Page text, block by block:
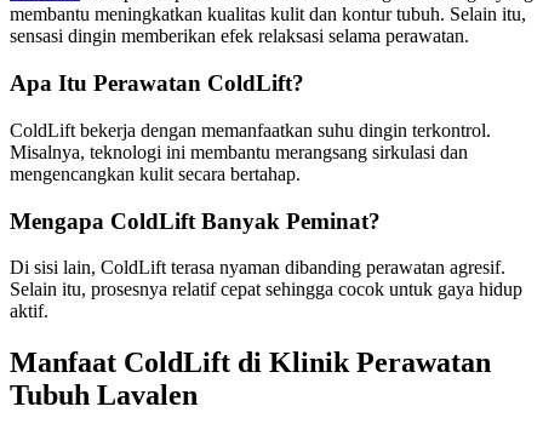
membantu meningkatkan kualitas kulit dan kontur tubuh. Selain itu,
sensasi dingin memberikan efek relaksasi selama perawatan.
Apa Itu Perawatan ColdLift?
ColdLift bekerja dengan memanfaatkan suhu dingin terkontrol.
Misalnya, teknologi ini membantu merangsang sirkulasi dan
mengencangkan kulit secara bertahap.
Mengapa ColdLift Banyak Peminat?
Di sisi lain, ColdLift terasa nyaman dibanding perawatan agresif.
Selain itu, prosesnya relatif cepat sehingga cocok untuk gaya hidup
aktif.
Manfaat ColdLift di Klinik Perawatan
Tubuh Lavalen